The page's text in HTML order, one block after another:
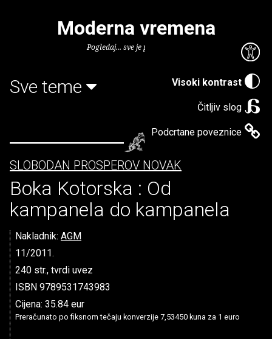
Visoki kontrast
Čitljiv slog
Podcrtane poveznice
Moderna vremena
Pogledaj... sve je puno knjiga.
Sve teme
SLOBODAN PROSPEROV NOVAK
Boka Kotorska : Od
kampanela do kampanela
Nakladnik: AGM
11/2011.
240 str., tvrdi uvez
ISBN 9789531743983
Cijena: 35.84 eur
Preračunato po fiksnom tečaju konverzije 7,53450 kuna za 1 euro